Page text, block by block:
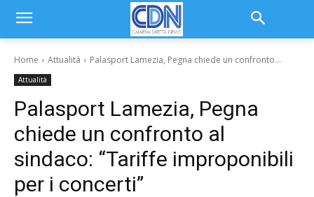
Home Attualità Palasport Lamezia, Pegna chiede un confronto...
Attualità
Palasport Lamezia, Pegna
chiede un confronto al
sindaco: “Tariffe improponibili
per i concerti”